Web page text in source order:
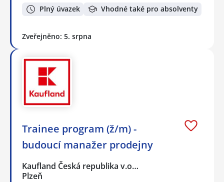
Plný úvazek Vhodné také pro absolventy
Zveřejněno: 5. srpna
Trainee program (ž/m) -
budoucí manažer prodejny
Kaufland Česká republika v.o…
Plzeň